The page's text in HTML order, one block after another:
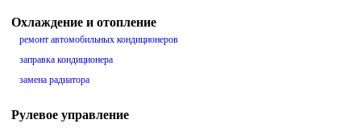
Охлаждение и отопление
ремонт автомобильных кондиционеров
заправка кондиционера
замена радиатора
Рулевое управление